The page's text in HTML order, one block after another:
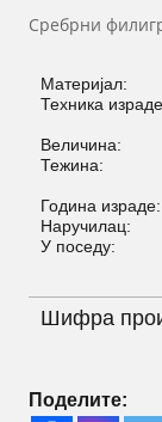
Сребрни
Материјал:
Техника
Величина:
Тежина:
Година израде:
Наручилац:
У поседу:
Шифра
Поделите: